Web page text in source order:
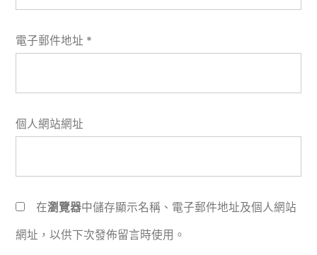
電子郵件地址 *
個人網站網址
在瀏覽器中儲存顯示名稱、電子郵件地址及個人網站
網址，以供下次發佈留言時使用。